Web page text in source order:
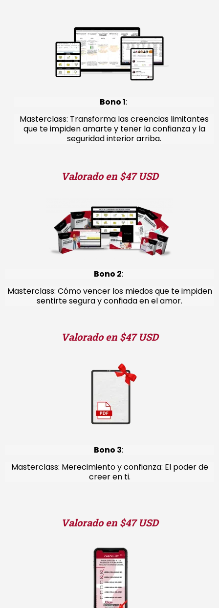
Bono 1:
Masterclass: Transforma las creencias limitantes
que te impiden amarte y tener la confianza y la
seguridad interior arriba.
Valorado en $47 USD
Bono 2:
Masterclass: Cómo vencer los miedos que te impiden
sentirte segura y confiada en el amor.
Valorado en $47 USD
Bono 3:
Masterclass: Merecimiento y confianza: El poder de
creer en ti.
Valorado en $47 USD